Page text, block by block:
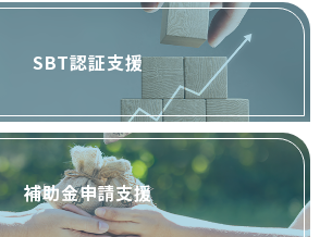
SBT認証支援
補助金申請支援